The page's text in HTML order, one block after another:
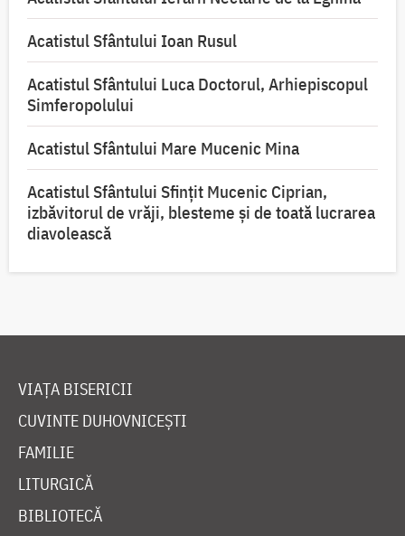
Acatistul Sfântului Ioan Rusul
Acatistul Sfântului Luca Doctorul, Arhiepiscopul
Simferopolului
Acatistul Sfântului Mare Mucenic Mina
Acatistul Sfântului Sfințit Mucenic Ciprian,
izbăvitorul de vrăji, blesteme și de toată lucrarea
diavolească
VIAȚA BISERICII
CUVINTE DUHOVNICEȘTI
FAMILIE
LITURGICĂ
BIBLIOTECĂ